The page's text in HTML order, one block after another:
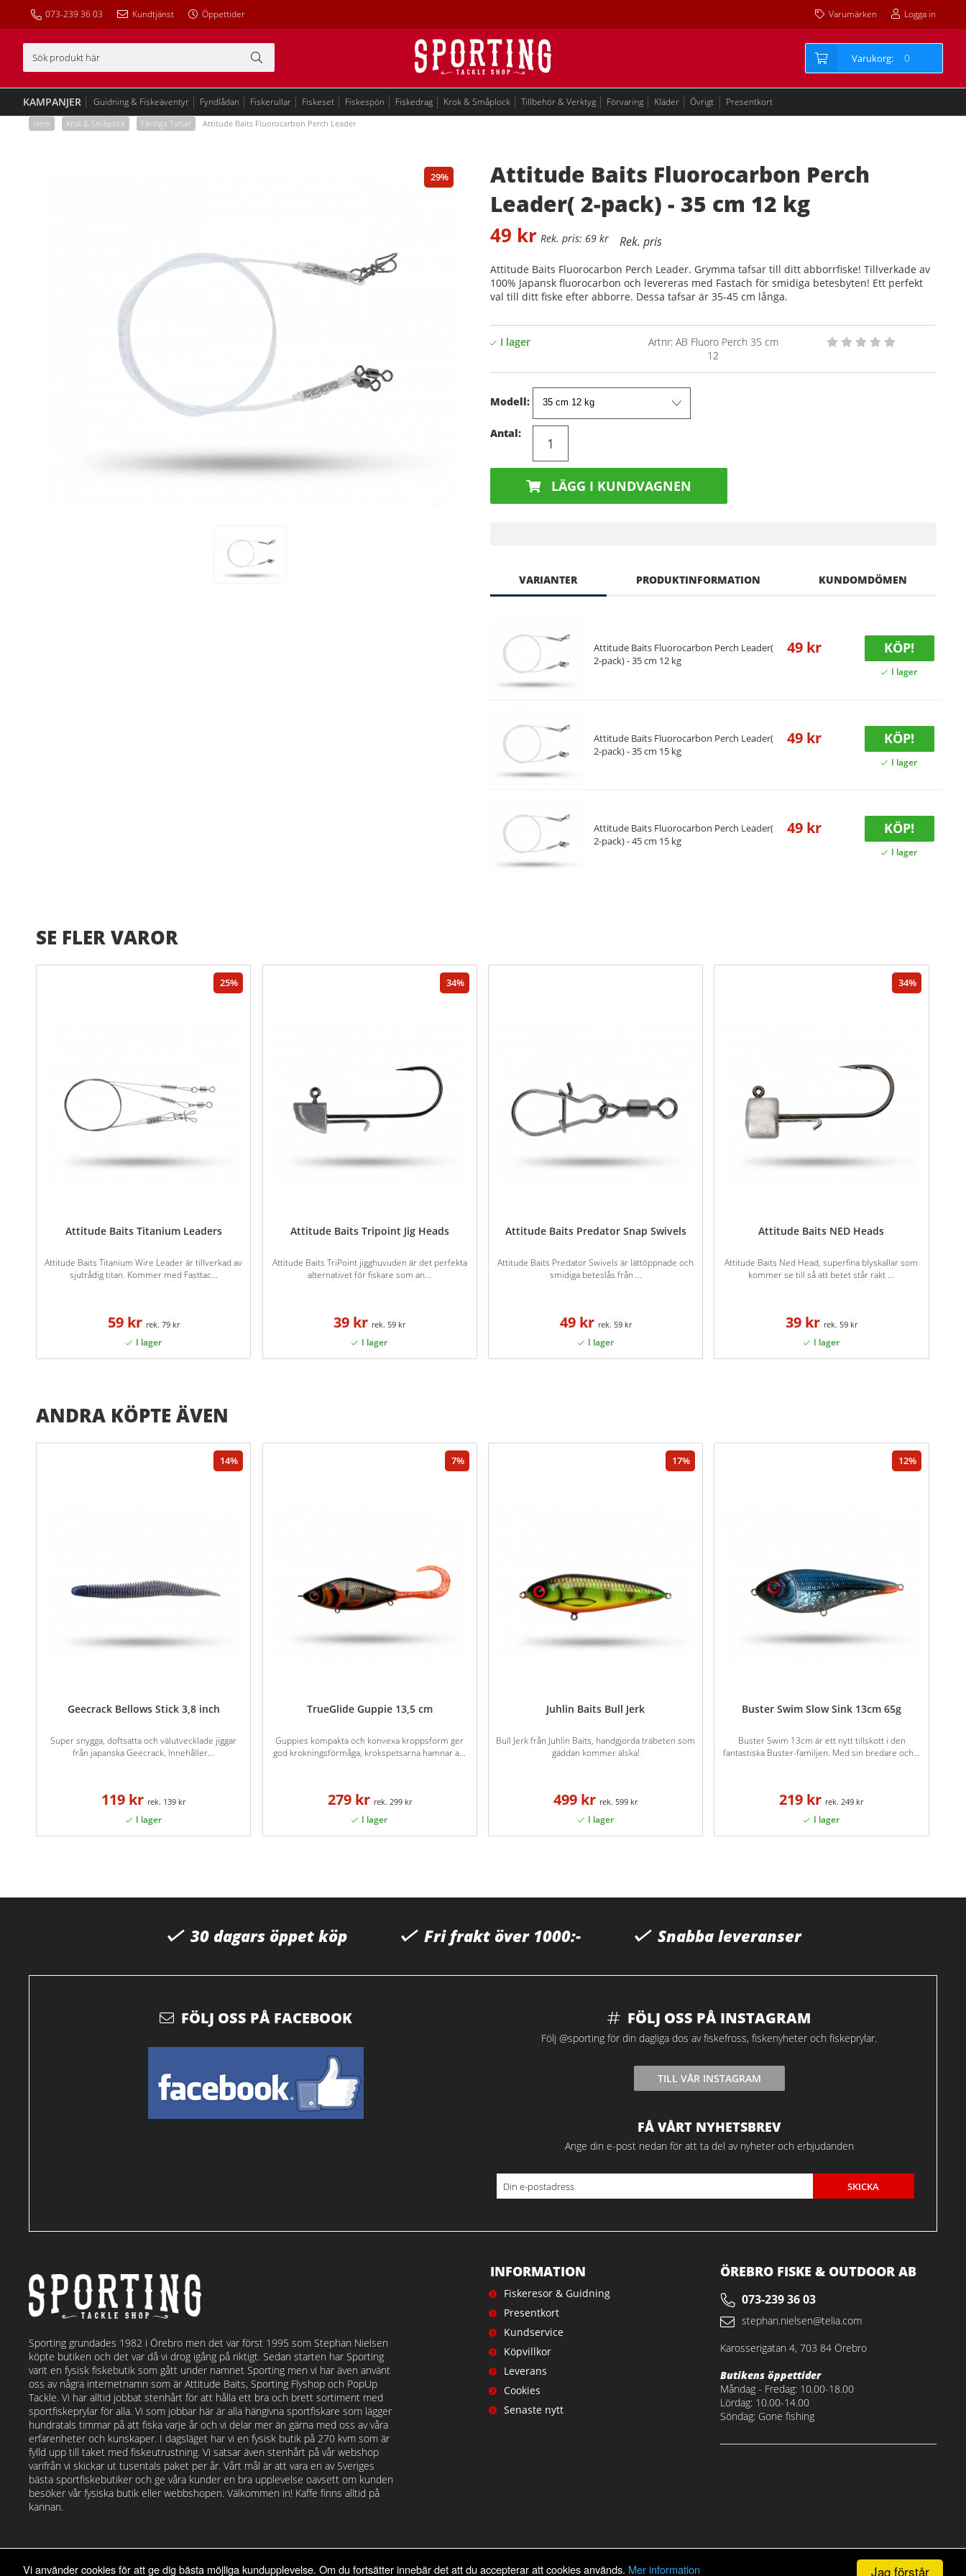
Jag förstår
Vi använder cookies för att ge dig bästa möjliga kundupplevelse. Om du fortsätter innebär det att du accepterar att cookies används. Mer information
073-239 36 03 Kundtjänst Öppettider Varumärken Logga in
0
Guidning & Fiskeäventyr Fyndlådan Fiskerullar Fiskeset Fiskespön Fiskedrag Krok & Småplock Tillbehör & Verktyg Förvaring Kläder Övrigt
KAMPANJER Presentkort
Hem Krok & Småplock Färdiga Tafsar Attitude Baits Fluorocarbon Perch Leader
29
Attitude Baits Fluorocarbon Perch
Leader( 2-pack) - 35 cm 12 kg
69kr
49 kr
Attitude Baits Fluorocarbon Perch Leader. Grymma tafsar till ditt abborrfiske! Tillverkade av
100% Japansk fluorocarbon och levereras med Fastach för smidiga betesbyten! Ett perfekt
val till ditt fiske efter abborre. Dessa tafsar är 35-45 cm långa.
Artnr: AB Fluoro Perch 35 cm
12
Modell:
Antal:
LÄGG I KUNDVAGNEN
VARIANTER
Attitude Baits Fluorocarbon Perch Leader(
2-pack) - 35 cm 12 kg
49 kr KÖP!
Attitude Baits Fluorocarbon Perch Leader(
2-pack) - 35 cm 15 kg
49 kr KÖP!
Attitude Baits Fluorocarbon Perch Leader(
2-pack) - 45 cm 15 kg
49 kr KÖP!
PRODUKTINFORMATION KUNDOMDÖMEN
SE FLER VAROR
25
Attitude Baits Titanium Leaders
Attitude Baits Titanium Wire Leader är tillverkad av
sjutrådig titan. Kommer med Fasttac...
59 kr 79 kr
34
Attitude Baits Tripoint Jig Heads
Attitude Baits TriPoint jigghuvuden är det perfekta
alternativet för fiskare som an...
39 kr 59 kr
Attitude Baits Predator Snap Swivels
Attitude Baits Predator Swivels är lättöppnade och
smidiga beteslås från ...
49 kr 59 kr
34
Attitude Baits NED Heads
Attitude Baits Ned Head, superfina blyskallar som
kommer se till så att betet står rakt ...
39 kr 59 kr
ANDRA KÖPTE ÄVEN
14
Geecrack Bellows Stick 3,8 inch
Super snygga, doftsatta och välutvecklade jiggar
från japanska Geecrack. Innehåller...
119 kr 139 kr
7
TrueGlide Guppie 13,5 cm
Guppies kompakta och konvexa kroppsform ger
god krokningsförmåga, krokspetsarna hamnar a...
279 kr 299 kr
17
Juhlin Baits Bull Jerk
Bull Jerk från Juhlin Baits, handgjorda träbeten som
gäddan kommer älska!
499 kr 599 kr
12
Buster Swim Slow Sink 13cm 65g
Buster Swim 13cm är ett nytt tillskott i den
fantastiska Buster-familjen. Med sin bredare och...
219 kr 249 kr
30 dagars öppet köp Fri frakt över 1000:- Snabba leveranser
FÖLJ OSS PÅ FACEBOOK FÖLJ OSS PÅ INSTAGRAM
Följ @sporting för din dagliga dos av fiskefross, fiskenyheter och fiskeprylar.
TILL VÅR INSTAGRAM
FÅ VÅRT NYHETSBREV
Ange din e-post nedan för att ta del av nyheter och erbjudanden
SKICKA
Sporting grundades 1982 i Örebro men det var först 1995 som Stephan Nielsen
köpte butiken och det var då vi drog igång på riktigt. Sedan starten har Sporting
varit en fysisk fiskebutik som gått under namnet Sporting men vi har även använt
oss av några internetnamn som är Attitude Baits, Sporting Flyshop och PopUp
Tackle. Vi har alltid jobbat stenhårt för att hålla ett bra och brett sortiment med
sportfiskeprylar för alla. Vi som jobbar här är alla hängivna sportfiskare som lägger
hundratals timmar på att fiska varje år och vi delar mer än gärna med oss av våra
erfarenheter och kunskaper. I dagsläget har vi en fysisk butik på 270 kvm som är
fylld upp till taket med fiskeutrustning. Vi satsar även stenhårt på vår webshop
varifrån vi skickar ut tusentals paket per år. Vårt mål är att vara en av Sveriges
bästa sportfiskebutiker och ge våra kunder en bra upplevelse oavsett om kunden
besöker vår fysiska butik eller webbshopen. Välkommen in! Kaffe finns alltid på
kannan.
INFORMATION
Fiskeresor & Guidning
Presentkort
Kundservice
Köpvillkor
Leverans
Cookies
Senaste nytt
ÖREBRO FISKE & OUTDOOR AB
073-239 36 03
stephan.nielsen@telia.com
Karosserigatan 4, 703 84 Örebro
Butikens öppettider
Måndag - Fredag: 10.00-18.00
Lördag: 10.00-14.00
Söndag: Gone fishing